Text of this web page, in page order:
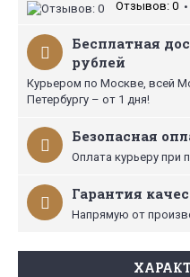
Отзывов: 0 •
Бесплатная
рублей
Курьером по Москве, всей
Петербургу – от 1 дня!
Безопасная
Оплата курьеру при
Гарантия
Напрямую от